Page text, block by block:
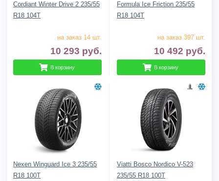
Cordiant Winter Drive 2 235/55
R18 104T
на заказ 14 шт.
10 293 руб.
В корзину
Formula Ice Friction 235/55
R18 104T
на заказ 397 шт.
10 492 руб.
В корзину
Nexen Winguard Ice 3 235/55
R18 100T
Viatti Bosco Nordico V-523
235/55 R18 100T